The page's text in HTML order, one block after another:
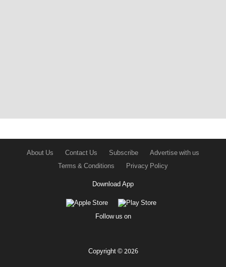
About Us Contact Us Subscribe
Advertise with us
Terms & Conditions
Privacy Policy
Download App
Follow us on
Copyright © 2026